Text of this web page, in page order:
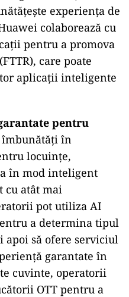
experiența de
colaborează cu
pentru a promova
care poate
aplicații inteligente
pentru
îmbunătăți în
locuinţe,
în mod inteligent
cu atât mai
pot utiliza AI
a determina tipul
apoi să ofere serviciul
garantate în
cuvinte, operatorii
OTT pentru a